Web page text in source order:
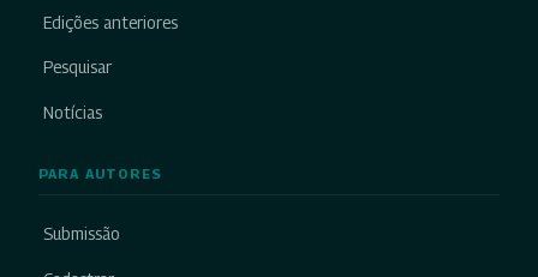
Edições anteriores
Pesquisar
Notícias
PARA AUTORES
Submissão